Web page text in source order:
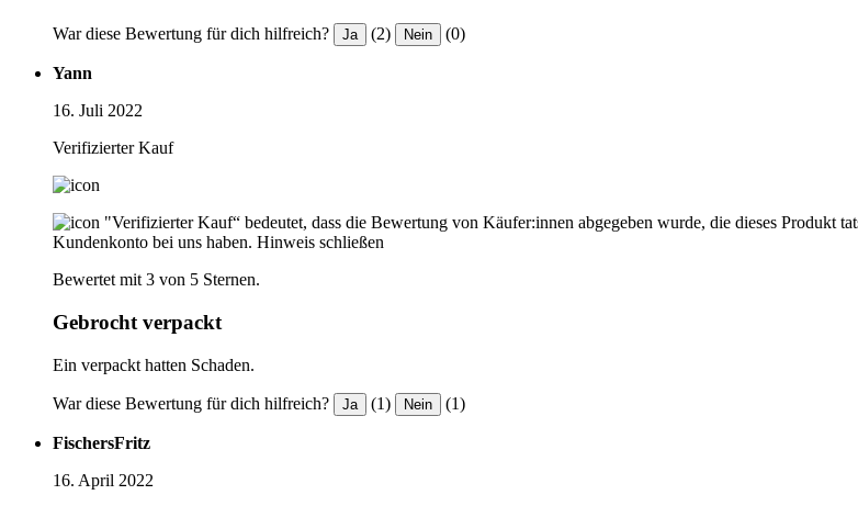
War diese Bewertung für dich hilfreich? Ja (2) Nein (0)
Yann
16. Juli 2022
Verifizierter Kauf
"Verifizierter Kauf“ bedeutet, dass die Bewertung von Käufer:innen abgegeben wurde, die dieses Produkt
Kundenkonto bei uns haben. Hinweis schließen
Bewertet mit 3 von 5 Sternen.
Gebrocht verpackt
Ein verpackt hatten Schaden.
War diese Bewertung für dich hilfreich? Ja (1) Nein (1)
FischersFritz
16. April 2022